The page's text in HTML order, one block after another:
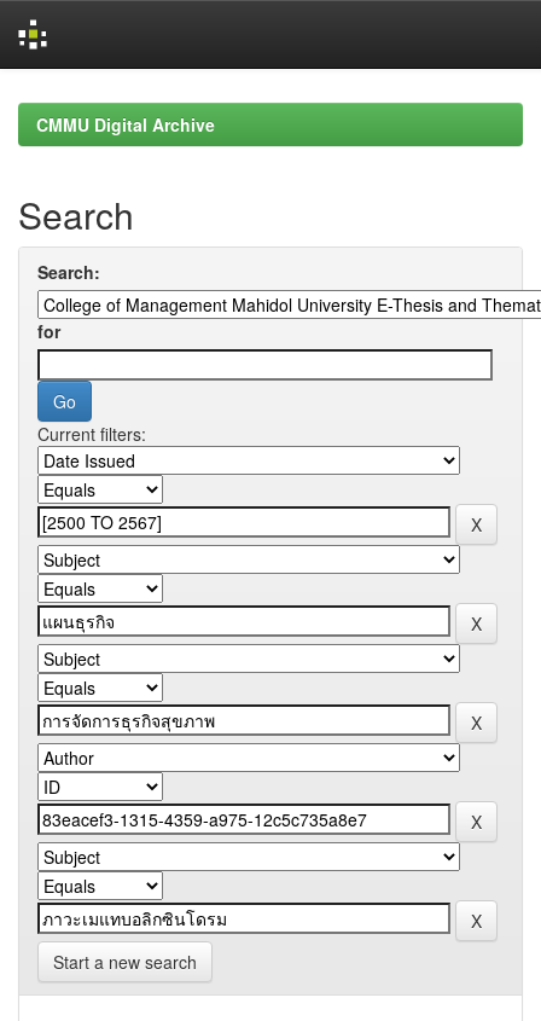
navigationCMMU Digital Archive
Search
Search:
for
Current filters:
Start a new search